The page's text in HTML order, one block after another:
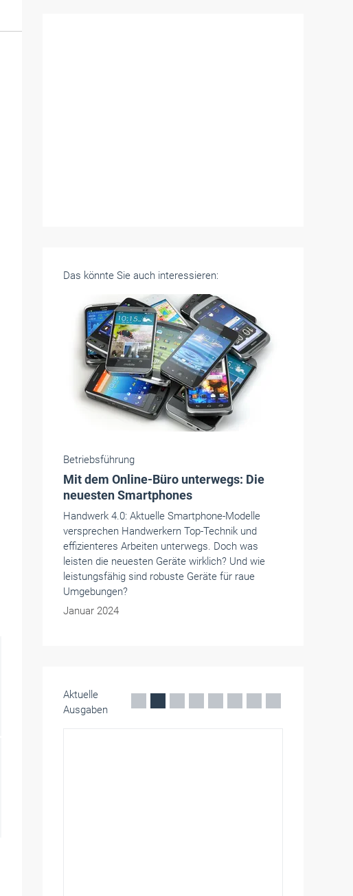
Das könnte Sie auch interessieren:
Betriebsführung
Mit dem Online-Büro unterwegs: Die
neuesten Smartphones
Handwerk 4.0: Aktuelle Smartphone-Modelle
versprechen Handwerkern Top-Technik und
effizienteres Arbeiten unterwegs. Doch was
leisten die neuesten Geräte wirklich? Und wie
leistungsfähig sind robuste Geräte für raue
Umgebungen?
Januar 2024
Aktuelle
Ausgaben